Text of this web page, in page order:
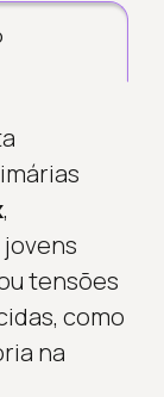
,
tensões
como
na